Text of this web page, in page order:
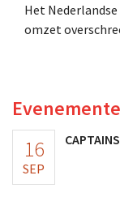
Het
omzet
16
SEP